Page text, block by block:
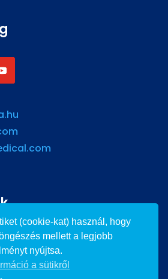
(cookie-kat) használ, hogy
mellett a legjobb
nyújtsa.
a sütikről